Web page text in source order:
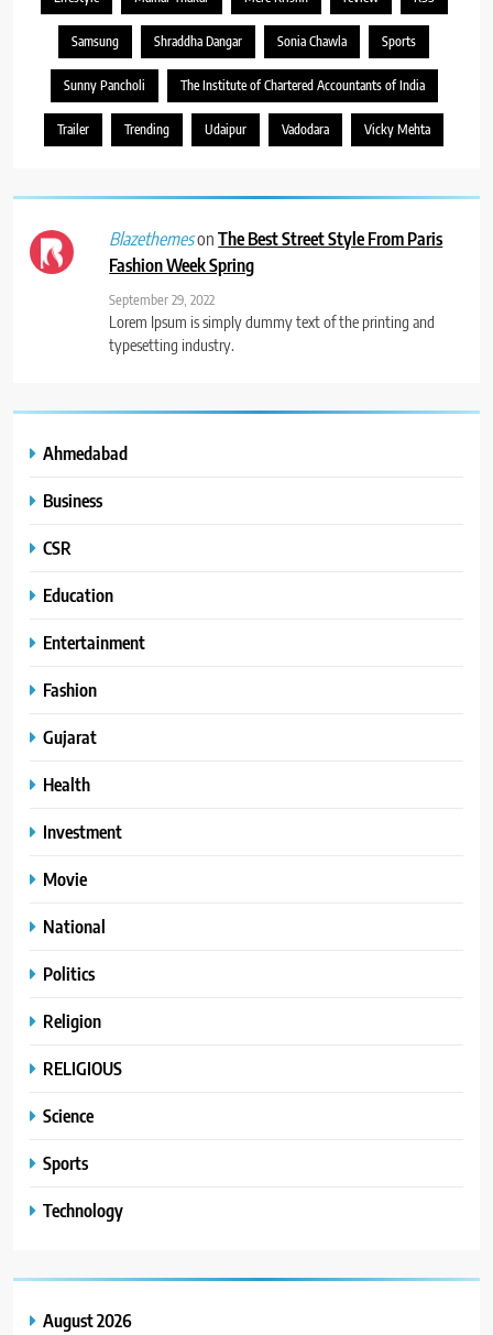
Samsung Shraddha Dangar Sonia Chawla Sports
Sunny Pancholi The Institute of Chartered Accountants of India
Trailer Trending Udaipur Vadodara Vicky Mehta
BlazethemesonThe Best Street Style From Paris
Fashion Week Spring
September 29, 2022
Lorem Ipsum is simply dummy text of the printing and
typesetting industry.
Ahmedabad
Business
CSR
Education
Entertainment
Fashion
Gujarat
Health
Investment
Movie
National
Politics
Religion
RELIGIOUS
Science
Sports
Technology
August 2026